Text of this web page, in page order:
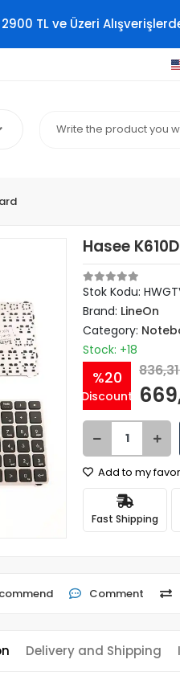
2900 TL ve Üzeri
Hasee
Stok Kodu:
Brand: LineOn
Category:
Stock: +18
%20
Discount
Add to my
Fast Shipping
Comment
Delivery and Shipping